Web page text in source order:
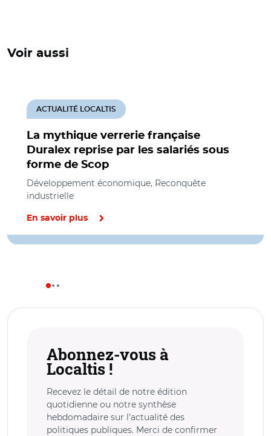
Voir aussi
La mythique verrerie française
Duralex reprise par les salariés sous
forme de Scop
ACTUALITÉ LOCALTIS
Développement économique, Reconquête
industrielle
En savoir plus
Abonnez-vous à
Localtis !
Recevez le détail de notre édition
quotidienne ou notre synthèse
hebdomadaire sur l’actualité des
politiques publiques. Merci de confirmer